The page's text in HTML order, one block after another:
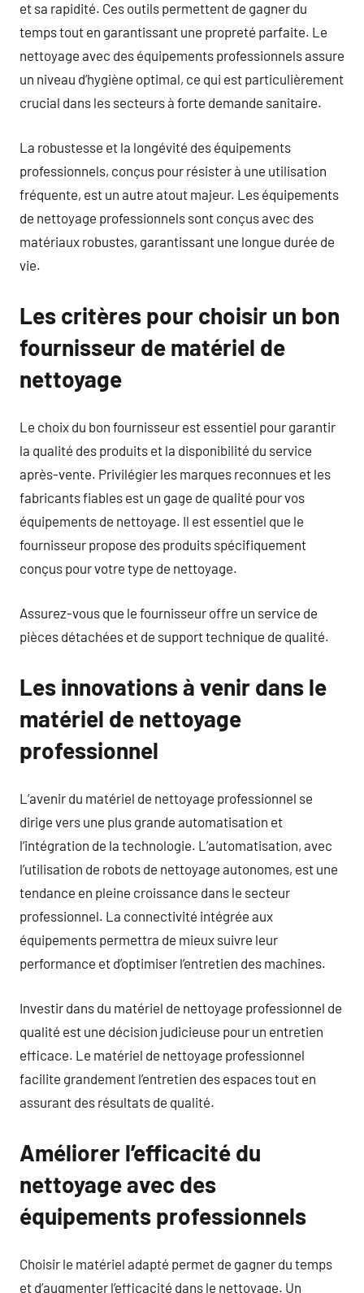
et sa rapidité. Ces outils permettent de gagner du
temps tout en garantissant une propreté parfaite. Le
nettoyage avec des équipements professionnels assure
un niveau d’hygiène optimal, ce qui est particulièrement
crucial dans les secteurs à forte demande sanitaire.
La robustesse et la longévité des équipements
professionnels, conçus pour résister à une utilisation
fréquente, est un autre atout majeur. Les équipements
de nettoyage professionnels sont conçus avec des
matériaux robustes, garantissant une longue durée de
vie.
Les critères pour choisir un bon
fournisseur de matériel de
nettoyage
Le choix du bon fournisseur est essentiel pour garantir
la qualité des produits et la disponibilité du service
après-vente. Privilégier les marques reconnues et les
fabricants fiables est un gage de qualité pour vos
équipements de nettoyage. Il est essentiel que le
fournisseur propose des produits spécifiquement
conçus pour votre type de nettoyage.
Assurez-vous que le fournisseur offre un service de
pièces détachées et de support technique de qualité.
Les innovations à venir dans le
matériel de nettoyage
professionnel
L’avenir du matériel de nettoyage professionnel se
dirige vers une plus grande automatisation et
l’intégration de la technologie. L’automatisation, avec
l’utilisation de robots de nettoyage autonomes, est une
tendance en pleine croissance dans le secteur
professionnel. La connectivité intégrée aux
équipements permettra de mieux suivre leur
performance et d’optimiser l’entretien des machines.
Investir dans du matériel de nettoyage professionnel de
qualité est une décision judicieuse pour un entretien
efficace. Le matériel de nettoyage professionnel
facilite grandement l’entretien des espaces tout en
assurant des résultats de qualité.
Améliorer l’efficacité du
nettoyage avec des
équipements professionnels
Choisir le matériel adapté permet de gagner du temps
et d’augmenter l’efficacité dans le nettoyage. Un